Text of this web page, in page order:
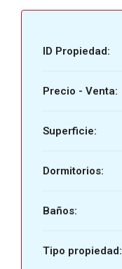
ID Propiedad:
Precio - Venta:
Superficie:
Dormitorios:
Baños:
Tipo propiedad: